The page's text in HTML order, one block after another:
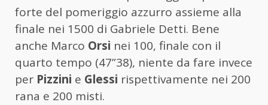
forte del pomeriggio azzurro assieme alla
finale nei 1500 di Gabriele Detti. Bene
anche Marco Orsi nei 100, finale con il
quarto tempo (47”38), niente da fare invece
per Pizzini e Glessi rispettivamente nei 200
rana e 200 misti.